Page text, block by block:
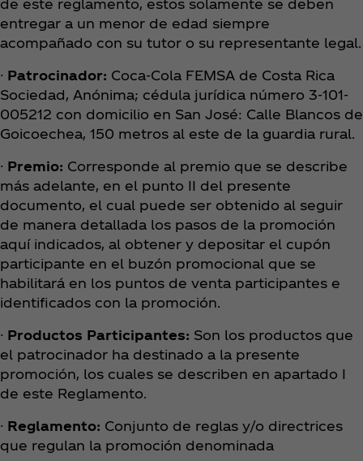
de este reglamento, estos solamente se deben
entregar a un menor de edad siempre
acompañado con su tutor o su representante legal.
· Patrocinador: Coca‑Cola FEMSA de Costa Rica
Sociedad, Anónima; cédula jurídica número 3-101-
005212 con domicilio en San José: Calle Blancos de
Goicoechea, 150 metros al este de la guardia rural.
· Premio: Corresponde al premio que se describe
más adelante, en el punto II del presente
documento, el cual puede ser obtenido al seguir
de manera detallada los pasos de la promoción
aquí indicados, al obtener y depositar el cupón
participante en el buzón promocional que se
habilitará en los puntos de venta participantes e
identificados con la promoción.
· Productos Participantes: Son los productos que
el patrocinador ha destinado a la presente
promoción, los cuales se describen en apartado I
de este Reglamento.
· Reglamento: Conjunto de reglas y/o directrices
que regulan la promoción denominada